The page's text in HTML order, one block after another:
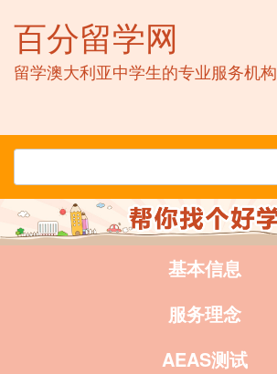
百分留学网
留学澳大利亚中学生的专业服务机构
基本信息
服务理念
AEAS测试